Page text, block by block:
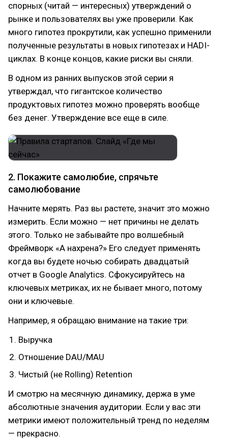
спорных (читай — интересных) утверждений о
рынке и пользователях вы уже проверили. Как
много гипотез прокрутили, как успешно применили
полученные результаты в новых гипотезах и HADI-
циклах. В конце концов, какие риски вы сняли.
В одном из ранних выпусков этой серии я
утверждал, что гигантское количество
продуктовых гипотез можно проверять вообще
без денег. Утверждение все еще в силе.
2. Покажите самолюбие, спрячьте
самолюбование
Начните мерять. Раз вы растете, значит это можно
измерить. Если можно — нет причины не делать
этого. Только не забывайте про волшебный
Фреймворк «А нахрена?» Его следует применять
когда вы будете ночью собирать двадцатый
отчет в Google Analytics. Сфокусируйтесь на
ключевых метриках, их не бывает много, потому
они и ключевые.
Например, я обращаю внимание на такие три:
Выручка
Отношение DAU/MAU
Чистый (не Rolling) Retention
И смотрю на месячную динамику, держа в уме
абсолютные значения аудитории. Если у вас эти
метрики имеют положительный тренд по неделям
— прекрасно.